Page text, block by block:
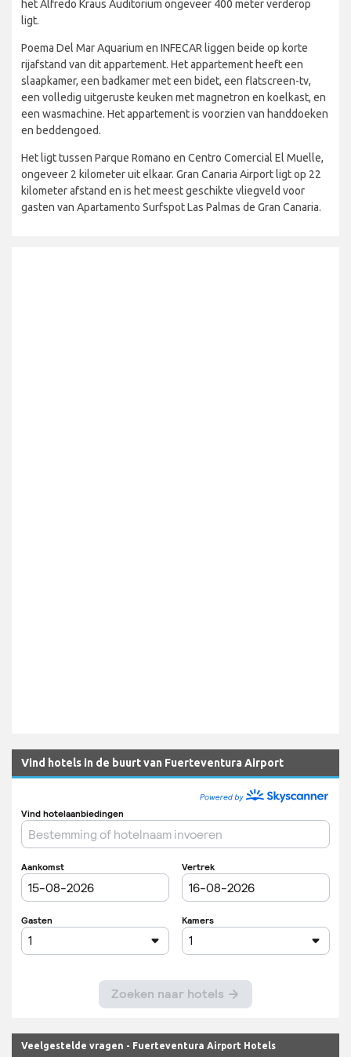
het Alfredo Kraus Auditorium ongeveer 400 meter verderop
ligt.
Poema Del Mar Aquarium en INFECAR liggen beide op korte
rijafstand van dit appartement. Het appartement heeft een
slaapkamer, een badkamer met een bidet, een flatscreen-tv,
een volledig uitgeruste keuken met magnetron en koelkast, en
een wasmachine. Het appartement is voorzien van handdoeken
en beddengoed.
Het ligt tussen Parque Romano en Centro Comercial El Muelle,
ongeveer 2 kilometer uit elkaar. Gran Canaria Airport ligt op 22
kilometer afstand en is het meest geschikte vliegveld voor
gasten van Apartamento Surfspot Las Palmas de Gran Canaria.
Vind hotels in de buurt van Fuerteventura Airport
Veelgestelde vragen - Fuerteventura Airport Hotels